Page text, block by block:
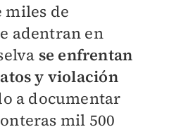
miles de
adentran en
se enfrentan
y violación
a documentar
mil 500